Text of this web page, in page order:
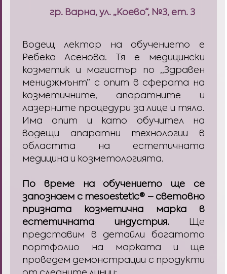
гр. Варна, ул. „Коево“, №3, ет. 3
Водещ лектор на обучението е
Ребека Асенова. Тя е медицински
козметик и магистър по ,,Здравен
мениджмънт” с опит в сферата на
козметичните, апаратните и
лазерните процедури за лице и тяло.
Има опит и като обучител на
водещи апаратни технологии в
областта на естетичната
медицина и козметологията.
По време на обучението ще се
запознаем с mesoestetic® – световно
призната козметична марка в
естетичната индустрия. Ще
представим в детайли богатото
портфолио на марката и ще
проведем демонстрации с продукти